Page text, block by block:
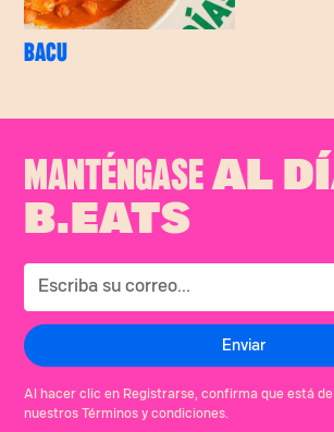
BACU
MANTÉNGASE AL
B.EATS
Al hacer clic en Registrarse, confirma que está
nuestros Términos y condiciones.